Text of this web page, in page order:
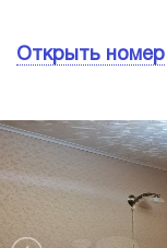
Открыть номер